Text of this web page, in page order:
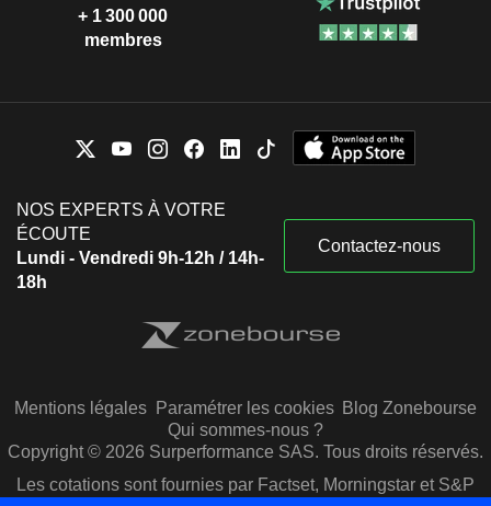
+ 1 300 000
membres
NOS EXPERTS À VOTRE
ÉCOUTE
Lundi - Vendredi 9h-12h / 14h-
18h
Contactez-nous
Mentions légales Paramétrer les cookies Blog Zonebourse
Qui sommes-nous ?
Copyright © 2026 Surperformance SAS. Tous droits réservés.
Les cotations sont fournies par Factset, Morningstar et S&P